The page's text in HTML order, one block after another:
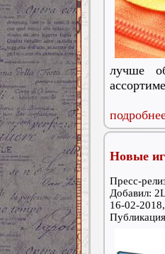
лучше
Новые
Пресс-
Добавил:
16-02-